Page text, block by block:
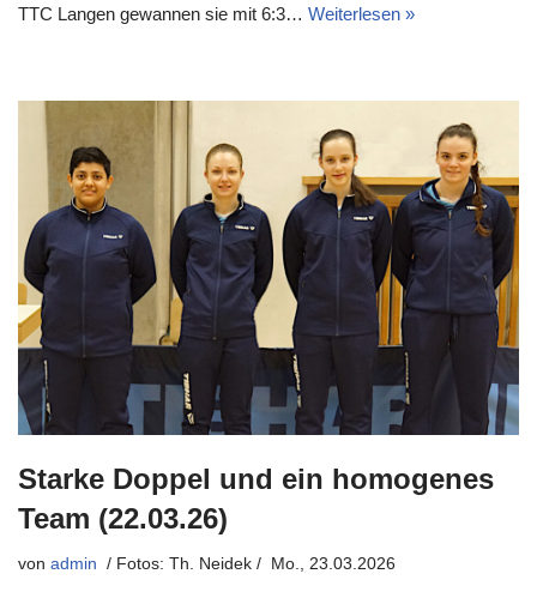
TTC Langen gewannen sie mit 6:3… Weiterlesen »
Starke Doppel und ein homogenes
Team (22.03.26)
von admin Mo., 23.03.2026